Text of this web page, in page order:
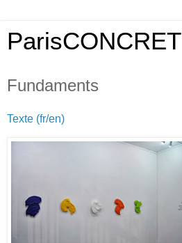
ParisCONCRET
Fundaments
Texte (fr/en)